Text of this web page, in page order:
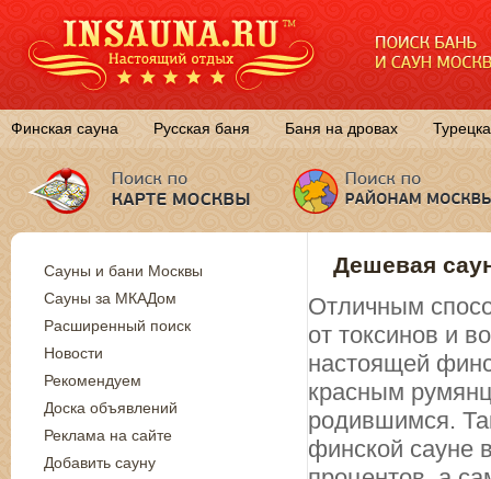
Финская сауна Русская баня Баня на дровах
Дешевая
Отличным
от токсинов и
настоящей
красным
родившимся.
финской сауне
Сауны и бани Москвы
Сауны за МКАДом
Расширенный поиск
Новости
Рекомендуем
Доска объявлений
Реклама на сайте
Добавить сауну